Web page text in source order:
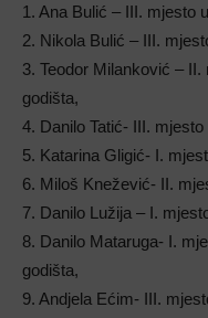
1. Ana Bulić – III. mjesto
2. Nikola Bulić – III.
3. Teodor Milanković –
godišta,
4. Danilo Tatić- III.
5. Katarina Gligić- I.
6. Miloš Knežević- II.
7. Danilo Lužija – I.
8. Danilo Mataruga- I.
godišta,
9. Andjela Ećim- III.